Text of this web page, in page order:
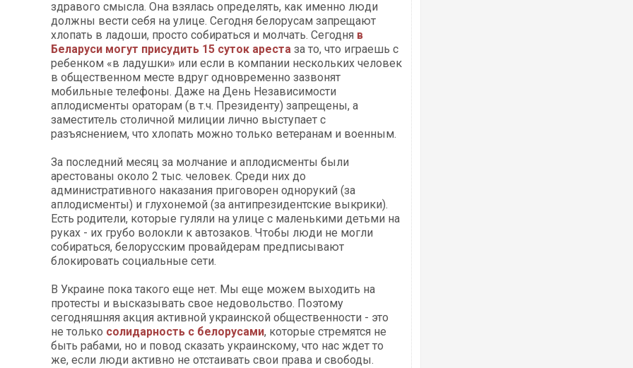
здравого смысла. Она взялась определять, как именно люди
должны вести себя на улице. Сегодня белорусам запрещают
хлопать в ладоши, просто собираться и молчать. Сегодня в
Беларуси могут присудить 15 суток ареста за то, что играешь с
ребенком «в ладушки» или если в компании нескольких человек
в общественном месте вдруг одновременно зазвонят
мобильные телефоны. Даже на День Независимости
аплодисменты ораторам (в т.ч. Президенту) запрещены, а
заместитель столичной милиции лично выступает с
разъяснением, что хлопать можно только ветеранам и военным.
За последний месяц за молчание и аплодисменты были
арестованы около 2 тыс. человек. Среди них до
административного наказания приговорен однорукий (за
аплодисменты) и глухонемой (за антипрезидентские выкрики).
Есть родители, которые гуляли на улице с маленькими детьми на
руках - их грубо волокли к автозаков. Чтобы люди не могли
собираться, белорусским провайдерам предписывают
блокировать социальные сети.
В Украине пока такого еще нет. Мы еще можем выходить на
протесты и высказывать свое недовольство. Поэтому
сегодняшняя акция активной украинской общественности - это
не только солидарность с белорусами, которые стремятся не
быть рабами, но и повод сказать украинскому, что нас ждет то
же, если люди активно не отстаивать свои права и свободы.